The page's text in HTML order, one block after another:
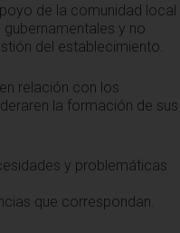
de la comunidad local
y no
del establecimiento.
relación con los
la formación de sus
y problemáticas
que correspondan.